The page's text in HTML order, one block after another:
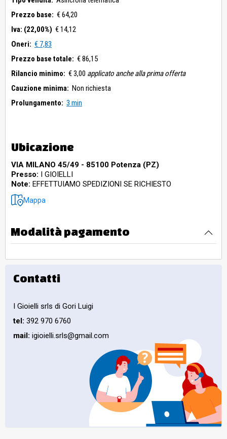
Prezzo base: € 64,20
Iva: (22,00%) € 14,12
Oneri: € 7,83
Prezzo base totale: € 86,15
Rilancio minimo: € 3,00 applicato anche alla prima offerta
Cauzione minima: Non richiesta
Prolungamento: 3 min
Ubicazione
VIA MILANO 45/49 - 85100 Potenza (PZ)
Presso: I GIOIELLI
Note: EFFETTUIAMO SPEDIZIONI SE RICHIESTO
Mappa
Modalità pagamento
Contatti
I Gioielli srls di Gori Luigi
tel: 392 970 6760
mail: igioielli.srls@gmail.com